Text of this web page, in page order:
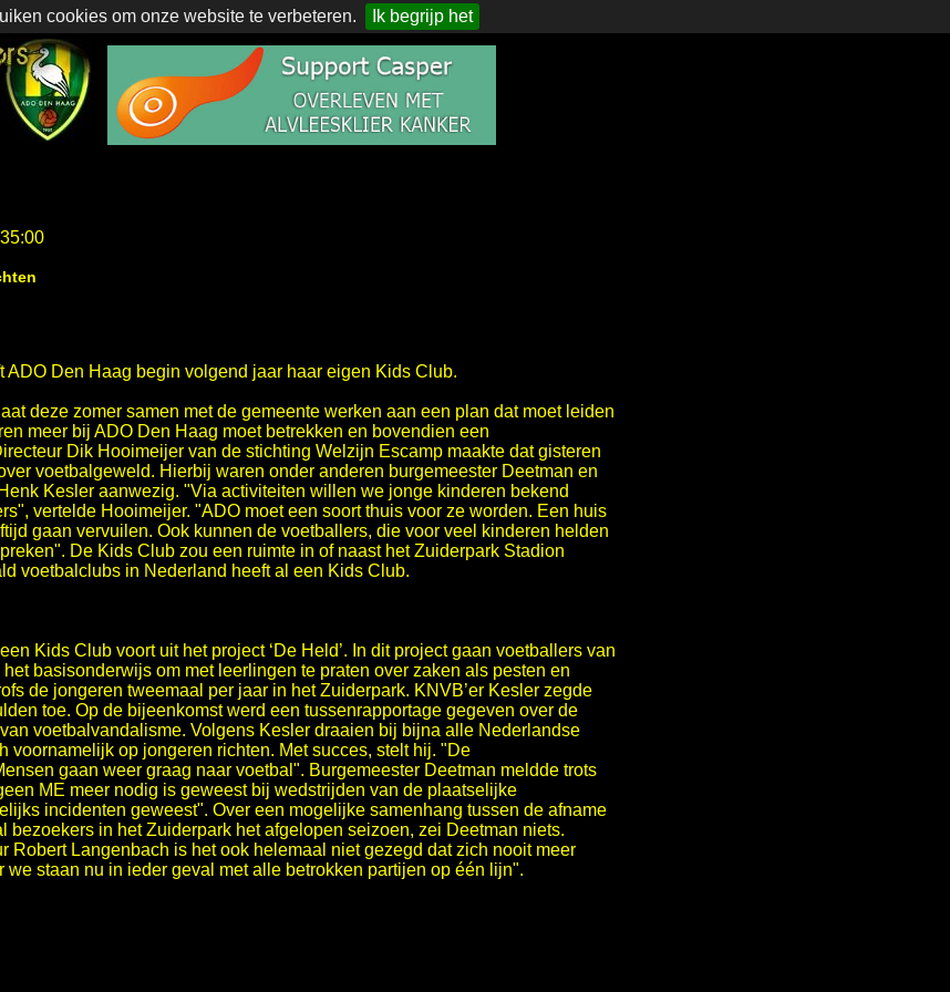
cookies om onze website te verbeteren. Ik begrijp het
ADO Den Haag begin volgend jaar haar eigen Kids Club.
deze zomer samen met de gemeente werken aan een plan dat moet leiden
meer bij ADO Den Haag moet betrekken en bovendien een
Dik Hooimeijer van de stichting Welzijn Escamp maakte dat gisteren
voetbalgeweld. Hierbij waren onder anderen burgemeester Deetman en
Kesler aanwezig. "Via activiteiten willen we jonge kinderen bekend
vertelde Hooimeijer. "ADO moet een soort thuis voor ze worden. Een huis
gaan vervuilen. Ook kunnen de voetballers, die voor veel kinderen helden
De Kids Club zou een ruimte in of naast het Zuiderpark Stadion
voetbalclubs in Nederland heeft al een Kids Club.
Kids Club voort uit het project ‘De Held’. In dit project gaan voetballers van
basisonderwijs om met leerlingen te praten over zaken als pesten en
de jongeren tweemaal per jaar in het Zuiderpark. KNVB’er Kesler zegde
toe. Op de bijeenkomst werd een tussenrapportage gegeven over de
voetbalvandalisme. Volgens Kesler draaien bij bijna alle Nederlandse
voornamelijk op jongeren richten. Met succes, stelt hij. "De
gaan weer graag naar voetbal". Burgemeester Deetman meldde trots
ME meer nodig is geweest bij wedstrijden van de plaatselijke
incidenten geweest". Over een mogelijke samenhang tussen de afname
bezoekers in het Zuiderpark het afgelopen seizoen, zei Deetman niets.
Robert Langenbach is het ook helemaal niet gezegd dat zich nooit meer
staan nu in ieder geval met alle betrokken partijen op één lijn".